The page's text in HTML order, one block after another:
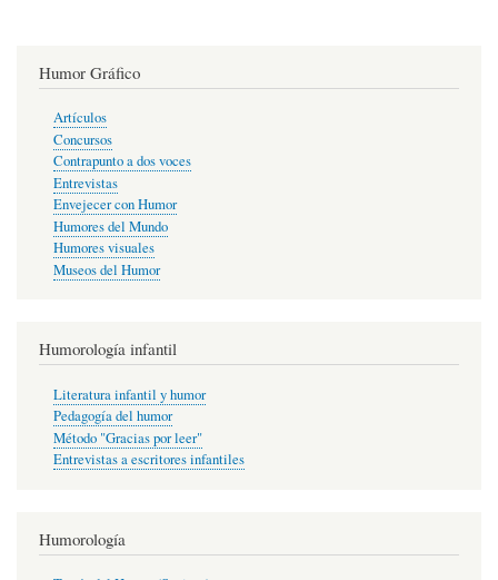
Humor Gráfico
Artículos
Concursos
Contrapunto a dos voces
Entrevistas
Envejecer con Humor
Humores del Mundo
Humores visuales
Museos del Humor
Humorología infantil
Literatura infantil y humor
Pedagogía del humor
Método "Gracias por leer"
Entrevistas a escritores infantiles
Humorología